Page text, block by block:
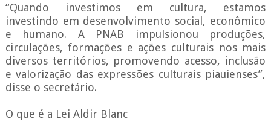
“Quando investimos em cultura, estamos
investindo em desenvolvimento social, econômico
e humano. A PNAB impulsionou produções,
circulações, formações e ações culturais nos mais
diversos territórios, promovendo acesso, inclusão
e valorização das expressões culturais piauienses”,
disse o secretário.
O que é a Lei Aldir Blanc